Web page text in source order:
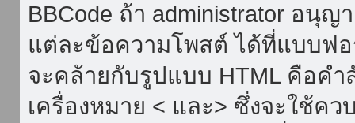
BBCode ถ้า administrator อนุ
แต่ละข้อความโพสต์ ได้ที่แบบฟ
จะคล้ายกับรูปแบบ HTML คือคำ
เครื่องหมาย < และ> ซึ่งจะใช้ค